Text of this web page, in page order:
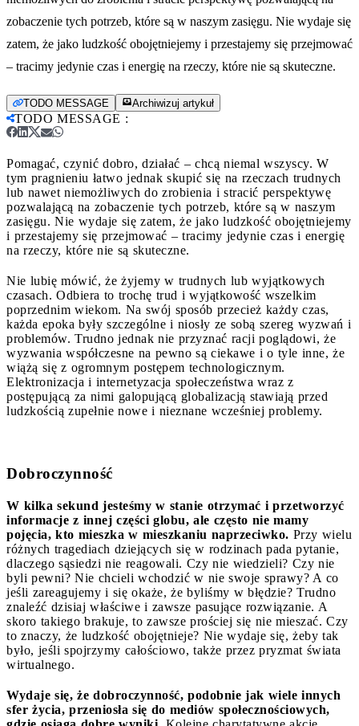
zobaczenie tych potrzeb, które są w naszym zasięgu. Nie wydaje się
zatem, że jako ludzkość obojętniejemy i przestajemy się przejmować
– tracimy jedynie czas i energię na rzeczy, które nie są skuteczne.
TODO MESSAGE Archiwizuj artykuł
TODO MESSAGE :
Pomagać, czynić dobro, działać – chcą niemal wszyscy. W
tym pragnieniu łatwo jednak skupić się na rzeczach trudnych
lub nawet niemożliwych do zrobienia i stracić perspektywę
pozwalającą na zobaczenie tych potrzeb, które są w naszym
zasięgu. Nie wydaje się zatem, że jako ludzkość obojętniejemy
i przestajemy się przejmować – tracimy jedynie czas i energię
na rzeczy, które nie są skuteczne.
Nie lubię mówić, że żyjemy w trudnych lub wyjątkowych
czasach. Odbiera to trochę trud i wyjątkowość wszelkim
poprzednim wiekom. Na swój sposób przecież każdy czas,
każda epoka były szczególne i niosły ze sobą szereg wyzwań i
problemów. Trudno jednak nie przyznać racji poglądowi, że
wyzwania współczesne na pewno są ciekawe i o tyle inne, że
wiążą się z ogromnym postępem technologicznym.
Elektronizacja i internetyzacja społeczeństwa wraz z
postępującą za nimi galopującą globalizacją stawiają przed
ludzkością zupełnie nowe i nieznane wcześniej problemy.
Dobroczynność
W kilka sekund jesteśmy w stanie otrzymać i przetworzyć
informacje z innej części globu, ale często nie mamy
pojęcia, kto mieszka w mieszkaniu naprzeciwko. Przy wielu
różnych tragediach dziejących się w rodzinach pada pytanie,
dlaczego sąsiedzi nie reagowali. Czy nie wiedzieli? Czy nie
byli pewni? Nie chcieli wchodzić w nie swoje sprawy? A co
jeśli zareagujemy i się okaże, że byliśmy w błędzie? Trudno
znaleźć dzisiaj właściwe i zawsze pasujące rozwiązanie. A
skoro takiego brakuje, to zawsze prościej się nie mieszać. Czy
to znaczy, że ludzkość obojętnieje? Nie wydaje się, żeby tak
było, jeśli spojrzymy całościowo, także przez pryzmat świata
wirtualnego.
Wydaje się, że dobroczynność, podobnie jak wiele innych
sfer życia, przeniosła się do mediów społecznościowych,